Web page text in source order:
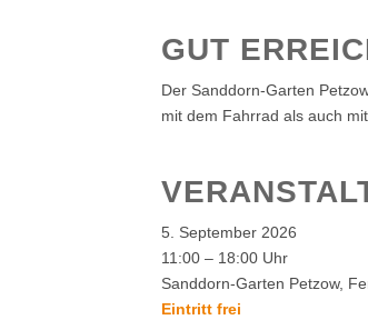
GUT
Der Sanddorn-Garten
mit dem Fahrrad als auch
5. September 2026
11:00 – 18:00 Uhr
Sanddorn-Garten Petzow,
Eintritt frei